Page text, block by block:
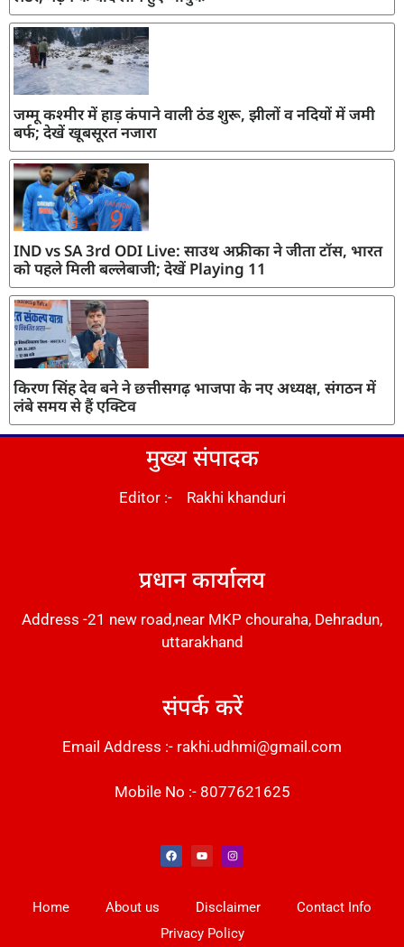
जम्मू कश्मीर में हाड़ कंपाने वाली ठंड शुरू, झीलों व नदियों में जमी
बर्फ; देखें खूबसूरत नजारा
IND vs SA 3rd ODI Live: साउथ अफ्रीका ने जीता टॉस, भारत
को पहले मिली बल्लेबाजी; देखें Playing 11
किरण सिंह देव बने ने छत्तीसगढ़ भाजपा के नए अध्यक्ष, संगठन में
लंबे समय से हैं एक्टिव
मुख्य संपादक
Editor :- Rakhi khanduri
प्रधान कार्यालय
Address -21 new road,near MKP chouraha, Dehradun,
uttarakhand
संपर्क करें
Email Address :- rakhi.udhmi@gmail.com
Mobile No :- 8077621625
Home About us Disclaimer
Contact Info
Privacy Policy